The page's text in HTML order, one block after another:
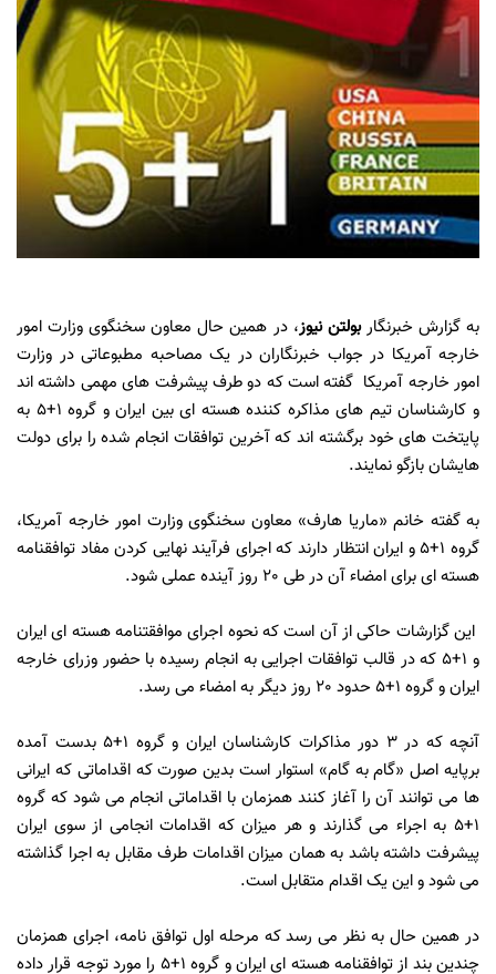
به گزارش خبرنگاربولتن نیوز، در همین حال معاون سخنگوی وزارت امور
خارجه آمریکا در جواب خبرنگاران در یک مصاحبه مطبوعاتی در وزارت
امور خارجه آمریکا گفته است که دو طرف پیشرفت های مهمی داشته اند
و کارشناسان تیم های مذاکره کننده هسته ای بین ایران و گروه 1+5 به
پایتخت های خود برگشته اند که آخرین توافقات انجام شده را برای دولت
هایشان بازگو نمایند.
به گفته خانم «ماریا هارف» معاون سخنگوی وزارت امور خارجه آمریکا،
گروه 1+5 و ایران انتظار دارند که اجرای فرآیند نهایی کردن مفاد توافقنامه
هسته ای برای امضاء‌ آن در طی 20 روز آینده عملی شود.
این گزارشات حاکی از آن است که نحوه اجرای موافقتنامه هسته ای ایران
و 1+5 که در قالب توافقات اجرایی به انجام رسیده با حضور وزرای خارجه
ایران و گروه 1+5 حدود 20 روز دیگر به امضاء می رسد.
آنچه که در 3 دور مذاکرات کارشناسان ایران و گروه 1+5 بدست آمده
برپایه اصل «گام به گام» استوار است بدین صورت که اقداماتی که ایرانی
ها می توانند آن را آغاز کنند همزمان با اقداماتی انجام می شود که گروه
1+5 به اجراء می گذارند و هر میزان که اقدامات انجامی از سوی ایران
پیشرفت داشته باشد به همان میزان اقدامات طرف مقابل به اجرا گذاشته
می شود و این یک اقدام متقابل است.
در همین حال به نظر می رسد که مرحله اول توافق نامه، اجرای همزمان
چندین بند از توافقنامه هسته ای ایران و گروه 1+5 را مورد توجه قرار داده